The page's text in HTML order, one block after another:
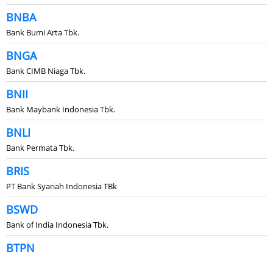
BNBA
Bank Bumi Arta Tbk.
BNGA
Bank CIMB Niaga Tbk.
BNII
Bank Maybank Indonesia Tbk.
BNLI
Bank Permata Tbk.
BRIS
PT Bank Syariah Indonesia TBk
BSWD
Bank of India Indonesia Tbk.
BTPN